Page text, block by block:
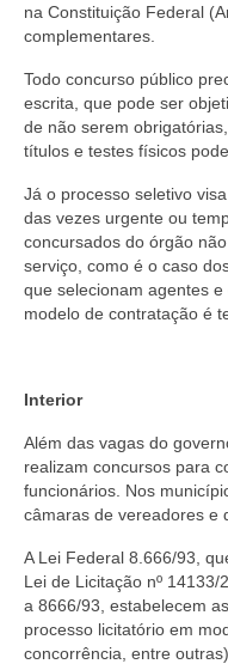
na Constituição Federal
complementares.
Todo concurso público
escrita, que pode ser
de não serem
títulos e testes físicos
Já o processo seletivo
das vezes urgente ou
concursados do órgão
serviço, como é o caso
que selecionam agentes
modelo de contratação é
Interior
Além das vagas do
realizam concursos para
funcionários. Nos
câmaras de vereadores e
A Lei Federal 8.666/93,
Lei de Licitação nº
a 8666/93, estabelecem
processo licitatório em
concorrência, entre